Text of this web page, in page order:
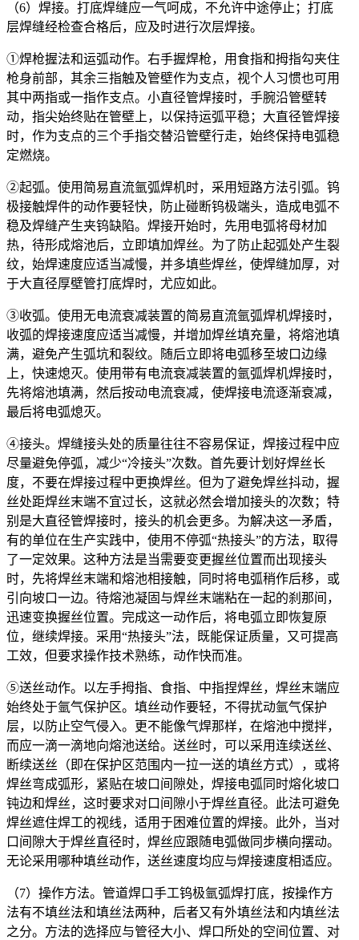
（6）焊接。打底焊缝应一气呵成，不允许中途停止；打底
层焊缝经检查合格后，应及时进行次层焊接。
①焊枪握法和运弧动作。右手握焊枪，用食指和拇指勾夹住
枪身前部，其余三指触及管壁作为支点，视个人习惯也可用
其中两指或一指作支点。小直径管焊接时，手腕沿管壁转
动，指尖始终贴在管壁上，以保持运弧平稳；大直径管焊接
时，作为支点的三个手指交替沿管壁行走，始终保持电弧稳
定燃烧。
②起弧。使用简易直流氩弧焊机时，采用短路方法引弧。钨
极接触焊件的动作要轻快，防止碰断钨极端头，造成电弧不
稳及焊缝产生夹钨缺陷。焊接开始时，先用电弧将母材加
热，待形成熔池后，立即填加焊丝。为了防止起弧处产生裂
纹，始焊速度应适当减慢，并多填些焊丝，使焊缝加厚，对
于大直径厚壁管打底焊时，尤应如此。
③收弧。使用无电流衰减装置的简易直流氩弧焊机焊接时，
收弧的焊接速度应适当减慢，并增加焊丝填充量，将熔池填
满，避免产生弧坑和裂纹。随后立即将电弧移至坡口边缘
上，快速熄灭。使用带有电流衰减装置的氩弧焊机焊接时，
先将熔池填满，然后按动电流衰减，使焊接电流逐渐衰减，
最后将电弧熄灭。
④接头。焊缝接头处的质量往往不容易保证，焊接过程中应
尽量避免停弧，减少“冷接头”次数。首先要计划好焊丝长
度，不要在焊接过程中更换焊丝。但为了避免焊丝抖动，握
丝处距焊丝末端不宜过长，这就必然会增加接头的次数；特
别是大直径管焊接时，接头的机会更多。为解决这一矛盾，
有的单位在生产实践中，使用不停弧“热接头”的方法，取得
了一定效果。这种方法是当需要变更握丝位置而出现接头
时，先将焊丝末端和熔池相接触，同时将电弧稍作后移，或
引向坡口一边。待熔池凝固与焊丝末端粘在一起的刹那间，
迅速变换握丝位置。完成这一动作后，将电弧立即恢复原
位，继续焊接。采用“热接头”法，既能保证质量，又可提高
工效，但要求操作技术熟练，动作快而准。
⑤送丝动作。以左手拇指、食指、中指捏焊丝，焊丝末端应
始终处于氩气保护区。填丝动作要轻，不得扰动氩气保护
层，以防止空气侵入。更不能像气焊那样，在熔池中搅拌，
而应一滴一滴地向熔池送给。送丝时，可以采用连续送丝、
断续送丝（即在保护区范围内一拉一送的填丝方式），或将
焊丝弯成弧形，紧贴在坡口间隙处，焊接电弧同时熔化坡口
钝边和焊丝，这时要求对口间隙小于焊丝直径。此法可避免
焊丝遮住焊工的视线，适用于困难位置的焊接。此外，当对
口间隙大于焊丝直径时，焊丝应跟随电弧做同步横向摆动。
无论采用哪种填丝动作，送丝速度均应与焊接速度相适应。
（7）操作方法。管道焊口手工钨极氩弧焊打底，按操作方
法有不填丝法和填丝法两种，后者又有外填丝法和内填丝法
之分。方法的选择应与管径大小、焊口所处的空间位置、对